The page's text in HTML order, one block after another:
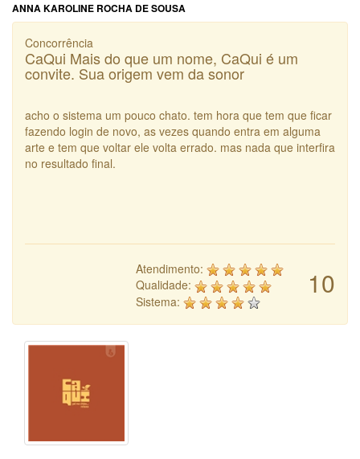
ANNA KAROLINE ROCHA DE SOUSA
Concorrência
CaQui Mais do que um nome, CaQui é um
convite. Sua origem vem da sonor
acho o sistema um pouco chato. tem hora que tem que ficar
fazendo login de novo, as vezes quando entra em alguma
arte e tem que voltar ele volta errado. mas nada que interfira
no resultado final.
10
Atendimento:
Qualidade:
Sistema: